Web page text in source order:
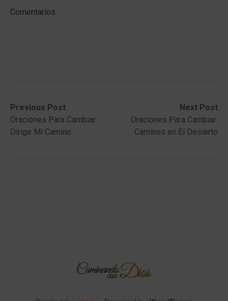
Comentarios
Post
navigation
Previous Post
Previous
post:Oraciones Para Cambiar:
Dirige Mi Camino
Next Post
Next
post:
Oraciones Para Cambiar:
Caminos en El Desierto